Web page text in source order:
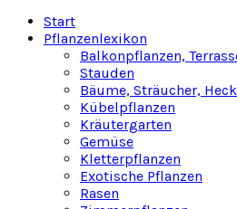
Start
Pflanzenlexikon
Balkonpflanzen,
Stauden
Bäume, Sträucher,
Kübelpflanzen
Kräutergarten
Gemüse
Kletterpflanzen
Exotische Pflanzen
Rasen